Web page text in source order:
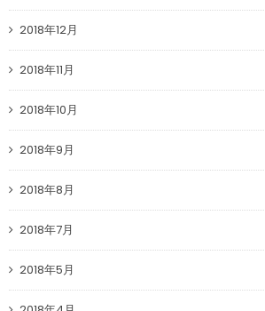
2018年12月
2018年11月
2018年10月
2018年9月
2018年8月
2018年7月
2018年5月